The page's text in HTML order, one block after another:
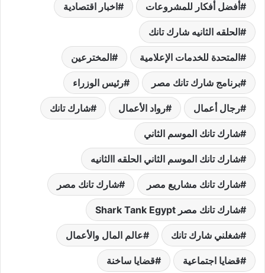
أفضل أفكار للمشروعات اخبار اقتصادية
الحلقه الثانيه شارك تانك
المتحدة للخدمات الإعلامية المخترعين
برنامج شارك تانك مصر رئيس الوزراء
رجال أعمال رواد الأعمال شارك تانك
شارك تانك الموسم الثاني
شارك تانك الموسم الثاني الحلقه االثانيه
شارك تانك مشاريع مصر شارك تانك مصر
شارك تانك مصر Shark Tank Egypt
شغلني شارك تانك عالم المال والأعمال
قضايا اجتماعية قضايا ساخنة